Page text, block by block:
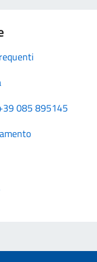
085 895145